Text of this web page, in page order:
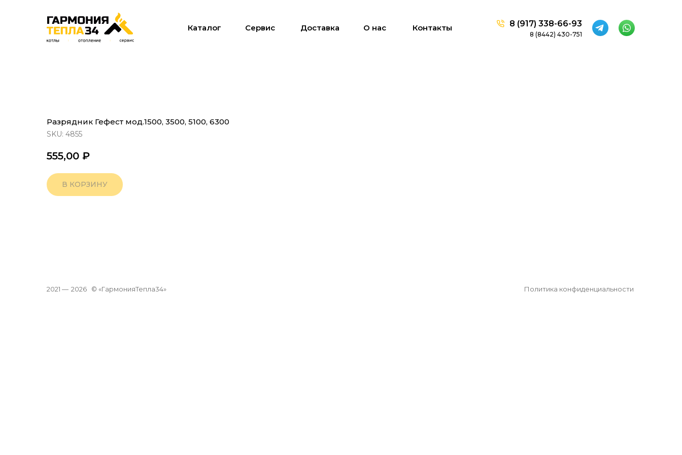
8 (8442) 430-751
8 (917) 338-66-93
Сервис Доставка О нас Контакты
Каталог
Разрядник Гефест мод.1500, 3500, 5100, 6300
SKU: 4855
555,00 ₽
В КОРЗИНУ
Политика конфиденциальности
© «ГармонияТепла34»
2026
2021 —